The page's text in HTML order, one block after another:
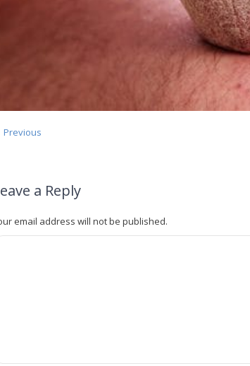
a Reply
email address will not be published.